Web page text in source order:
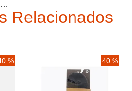
Relacionados
% 40 %